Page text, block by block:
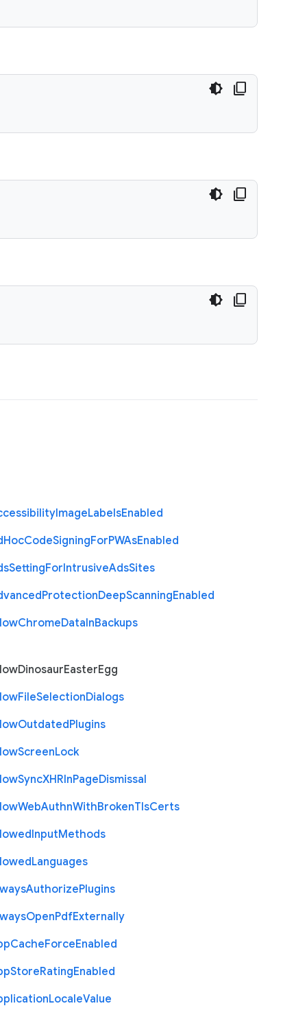
ImageLabelsEnabled
HocCodeSigningForPWAsEnabled
SettingForIntrusiveAdsSites
ProtectionDeepScanningEnabled
ChromeDataInBackups
DinosaurEasterEgg
FileSelectionDialogs
OutdatedPlugins
ScreenLock
SyncXHRInPageDismissal
WebAuthnWithBrokenTlsCerts
InputMethods
Languages
AuthorizePlugins
OpenPdfExternally
CacheForceEnabled
StoreRatingEnabled
LocaleValue